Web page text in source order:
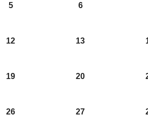
5 6
12 13
19 20
26 27